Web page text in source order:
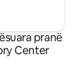
pranë
Center